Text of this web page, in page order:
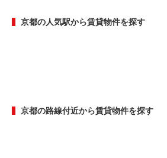
京都の人気駅から賃貸物件を探す
京都の路線付近から賃貸物件を探す